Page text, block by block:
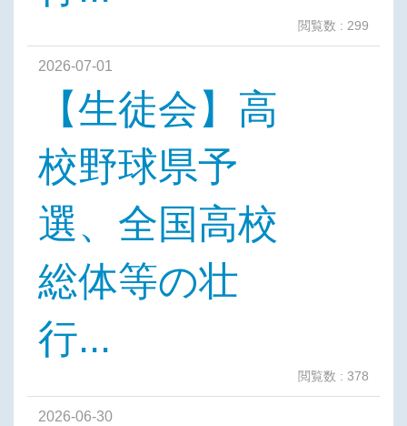
閲覧数 : 299
2026-07-01
【生徒会】高
校野球県予
選、全国高校
総体等の壮
行...
閲覧数 : 378
2026-06-30